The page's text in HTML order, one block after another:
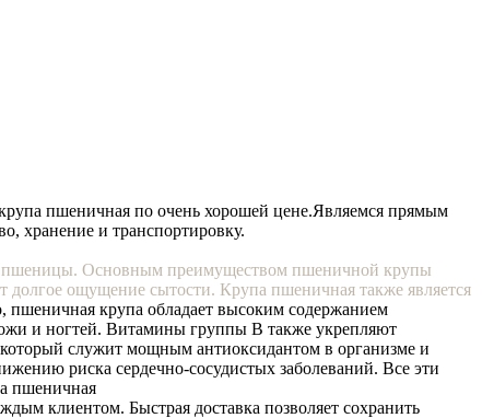
пшеничная по очень хорошей цене.Являемся прямым
хранение и транспортировку.
пшеницы. Основным преимуществом пшеничной крупы
долгое ощущение сытости. Крупа пшеничная также является
пшеничная крупа обладает высоким содержанием
и ногтей. Витамины группы В также укрепляют
служит мощным антиоксидантом в организме и
риска сердечно-сосудистых заболеваний. Все эти
клиентом. Быстрая доставка позволяет сохранить